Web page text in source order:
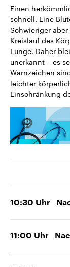
Einen
schnell. Eine
Schwieriger
Kreislauf des
Lunge. Daher
unerkannt – es
Warnzeichen
leichter
Einschränkung
10:30 Uhr
11:00 Uhr